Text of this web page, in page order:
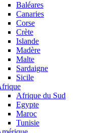
Baléares
Canaries
Corse
Crète
Islande
Madère
Malte
Sardaigne
Sicile
Afrique du Sud
Egypte
Maroc
Tunisie